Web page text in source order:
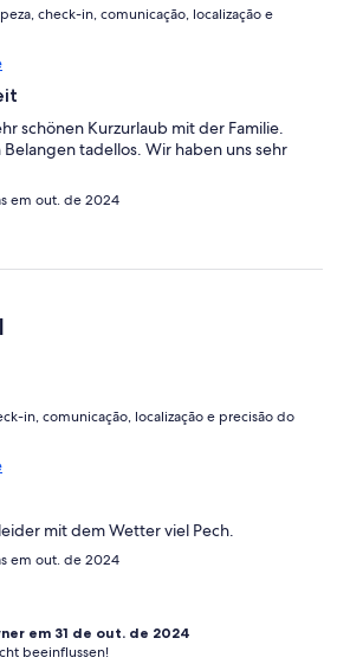
check-in, comunicação, localização e
schönen Kurzurlaub mit der Familie.
Belangen tadellos. Wir haben uns sehr
em out. de 2024
in, comunicação, localização e precisão do
mit dem Wetter viel Pech.
em out. de 2024
em 31 de out. de 2024
beeinflussen!